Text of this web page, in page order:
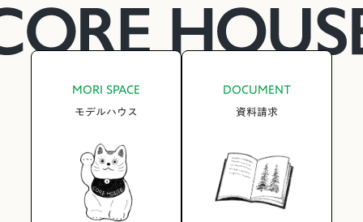
MORI SPACE
モデルハウス
DOCUMENT
資料請求